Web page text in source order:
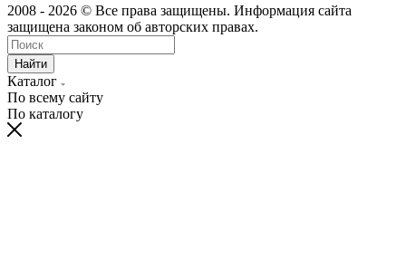
2008 - 2026 © Все права защищены. Информация сайта
защищена законом об авторских правах.
Найти
Каталог
По всему сайту
По каталогу